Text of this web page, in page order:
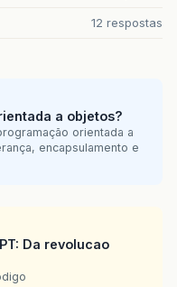
12 respostas
a objetos?
orientada a
encapsulamento e
Da revolucao